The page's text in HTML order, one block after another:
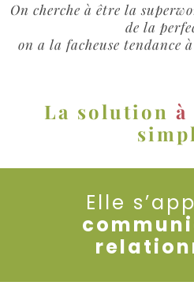
On cherche à être la
de la
on a la facheuse tendance
La solution à
Elle